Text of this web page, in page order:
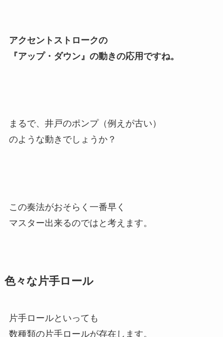
アクセントストロークの
『アップ・ダウン』の動きの応用ですね。
まるで、井戸のポンプ（例えが古い）
のような動きでしょうか？
この奏法がおそらく一番早く
マスター出来るのではと考えます。
色々な片手ロール
片手ロールといっても
数種類の片手ロールが存在します。